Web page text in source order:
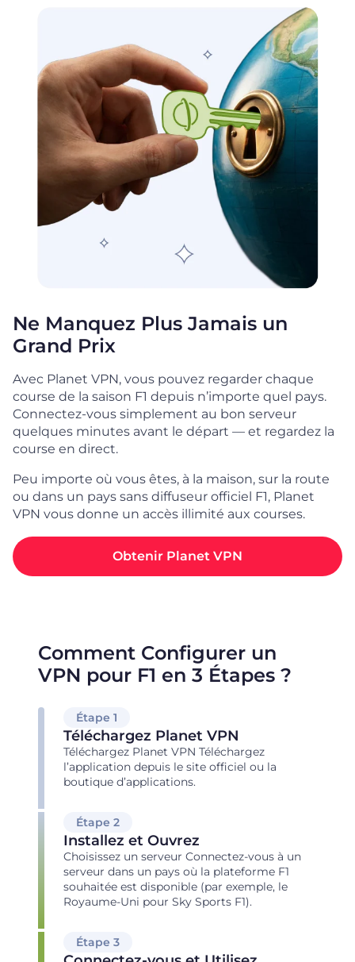
Ne Manquez Plus Jamais un
Grand Prix
Avec Planet VPN, vous pouvez regarder chaque
course de la saison F1 depuis n’importe quel pays.
Connectez-vous simplement au bon serveur
quelques minutes avant le départ — et regardez la
course en direct.
Peu importe où vous êtes, à la maison, sur la route
ou dans un pays sans diffuseur officiel F1, Planet
VPN vous donne un accès illimité aux courses.
Obtenir Planet VPN
Comment Configurer un
VPN pour F1 en 3 Étapes ?
Étape 1
Téléchargez Planet VPN
Téléchargez Planet VPN Téléchargez
l’application depuis le site officiel ou la
boutique d’applications.
Étape 2
Installez et Ouvrez
Choisissez un serveur Connectez-vous à un
serveur dans un pays où la plateforme F1
souhaitée est disponible (par exemple, le
Royaume-Uni pour Sky Sports F1).
Étape 3